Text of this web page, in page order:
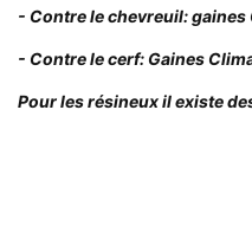
- Contre le chevreuil:
- Contre le cerf: Gaines
Pour les résineux il existe